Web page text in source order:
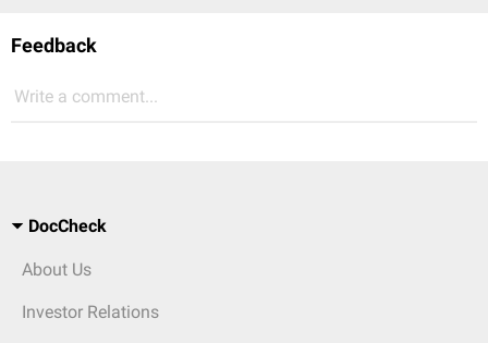
Feedback
Write a comment...
DocCheck
About Us
Investor Relations